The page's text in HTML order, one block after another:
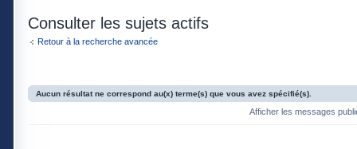
Consulter les sujets actifs
Retour à la recherche avancée
Aucun résultat ne correspond au(x) terme(s) que vous avez spécifié(s).
Afficher les messages